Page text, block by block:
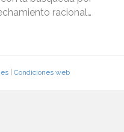
racional…
| Condiciones web